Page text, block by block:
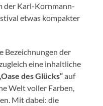
der Karl-Kornmann-
etwas kompakter
Bezeichnungen der
eine inhaltliche
des Glücks“auf
Welt voller Farben,
Mit dabei: die